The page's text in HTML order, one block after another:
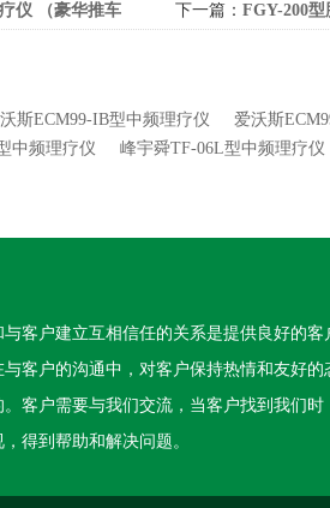
仪 （豪华推车
下一篇： FGY-200型
斯ECM99-IB型中频理疗仪 爱沃斯
中频理疗仪 峰宇舜TF-06L型中频理疗仪
与客户建立互相信任的关系是提供良好的客
客户的沟通中，对客户保持热情和友好的
客户需要与我们交流，当客户找到我们时
得到帮助和解决问题。